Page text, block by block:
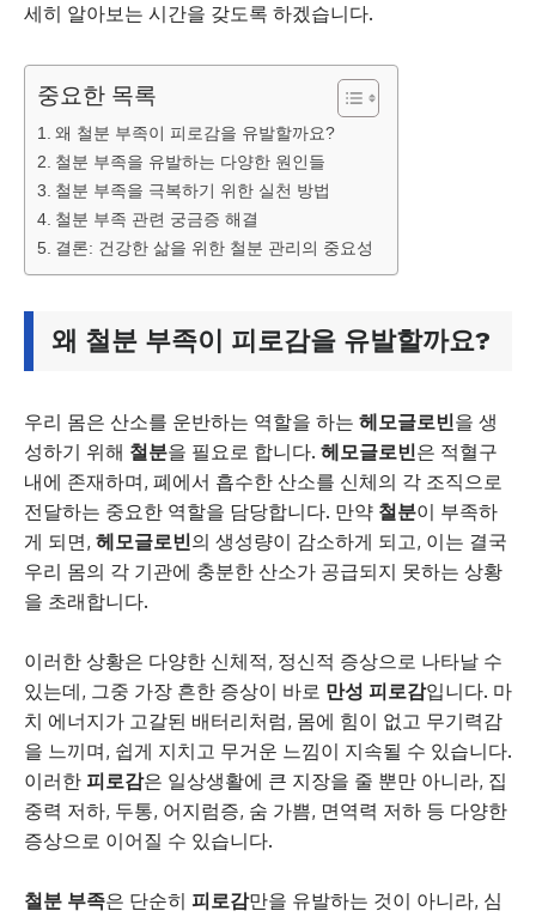
세히 알아보는 시간을 갖도록 하겠습니다.
중요한 목록
왜 철분 부족이 피로감을 유발할까요?
철분 부족을 유발하는 다양한 원인들
철분 부족을 극복하기 위한 실천 방법
철분 부족 관련 궁금증 해결
결론: 건강한 삶을 위한 철분 관리의 중요성
왜 철분 부족이 피로감을 유발할까요?
우리 몸은 산소를 운반하는 역할을 하는 헤모글로빈을 생
성하기 위해 철분을 필요로 합니다. 헤모글로빈은 적혈구
내에 존재하며, 폐에서 흡수한 산소를 신체의 각 조직으로
전달하는 중요한 역할을 담당합니다. 만약 철분이 부족하
게 되면, 헤모글로빈의 생성량이 감소하게 되고, 이는 결국
우리 몸의 각 기관에 충분한 산소가 공급되지 못하는 상황
을 초래합니다.
이러한 상황은 다양한 신체적, 정신적 증상으로 나타날 수
있는데, 그중 가장 흔한 증상이 바로 만성 피로감입니다. 마
치 에너지가 고갈된 배터리처럼, 몸에 힘이 없고 무기력감
을 느끼며, 쉽게 지치고 무거운 느낌이 지속될 수 있습니다.
이러한 피로감은 일상생활에 큰 지장을 줄 뿐만 아니라, 집
중력 저하, 두통, 어지럼증, 숨 가쁨, 면역력 저하 등 다양한
증상으로 이어질 수 있습니다.
철분 부족은 단순히 피로감만을 유발하는 것이 아니라, 심